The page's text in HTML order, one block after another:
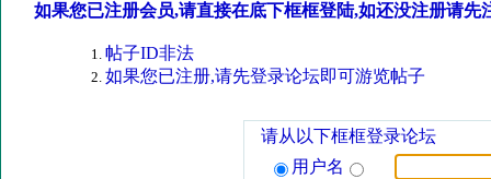
如果您已注册会员,请直接在底下框框登陆,如还没注册请先
帖子ID非法
如果您已注册,请先登录论坛即可游览帖子
请从以下框框登录论坛
用户名